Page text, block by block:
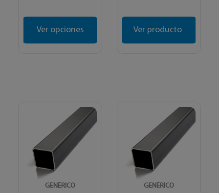
Ver opciones Ver producto
GENÉRICO GENÉRICO